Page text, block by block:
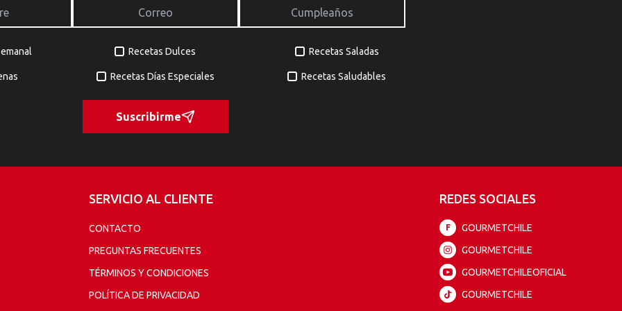
Recetas Dulces Recetas Saladas
Recetas Días Especiales Recetas Saludables
Suscribirme
SERVICIO AL CLIENTE
CONTACTO
PREGUNTAS FRECUENTES
TÉRMINOS Y CONDICIONES
POLÍTICA DE PRIVACIDAD
REDES SOCIALES
F
GOURMETCHILE
GOURMETCHILE
GOURMETCHILEOFICIAL
GOURMETCHILE